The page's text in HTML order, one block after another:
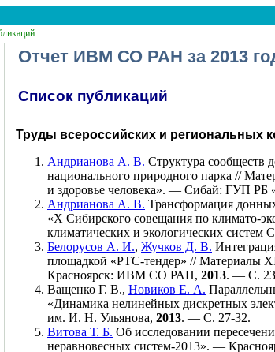
Отчет ИВМ СО РАН за 2013
Список публикаций
Труды всероссийских и региональных
Андрианова А. В. Структура сообществ
национального природного парка //
и здоровье человека». — Сибай: ГУП РБ
Андрианова А. В. Трансформация
«X Сибирского совещания по климато-
климатических и экологических систем
Белорусов А. И., Жучков Д. В.
площадкой «РТС-тендер» // Материалы
Красноярск: ИВМ СО РАН, 2013. — С.
Ващенко Г. В., Новиков Е. А.
«Динамика нелинейных дискретных
им. И. Н. Ульянова, 2013. — С. 27-32.
Витова Т. Б. Об исследовании
неравновесных систем-2013». —